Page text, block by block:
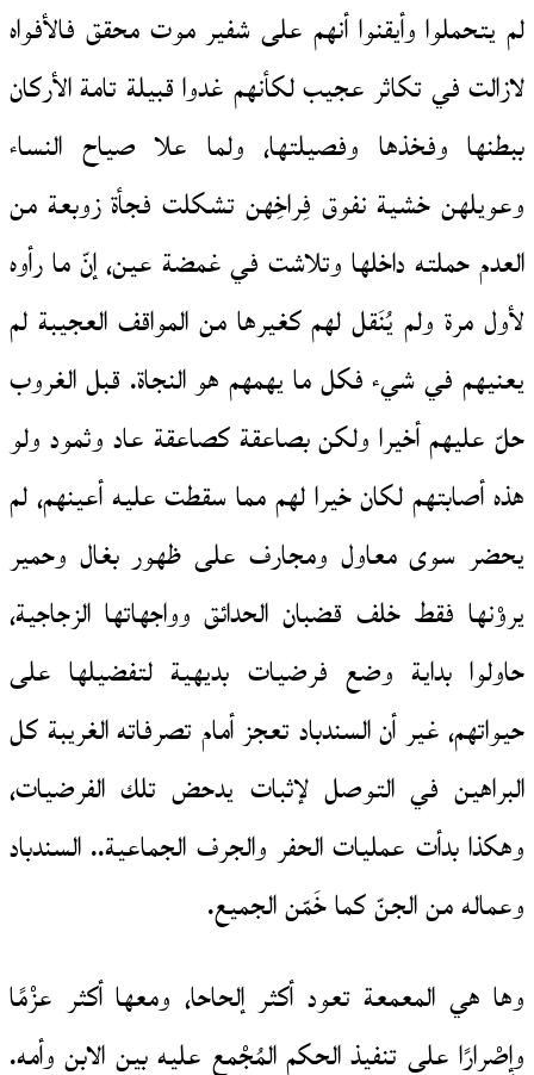
لم يتحملوا وأيقنوا أنهم على شفير موت محقق فالأفواه
لازالت في تكاثر عجيب لكأنهم غدوا قبيلة تامة الأركان
ببطنها وفخذها وفصيلتها، ولما علا صياح النساء
وعويلهن خشية نفوق فِراخِهن تشكلت فجأة زوبعة من
العدم حملته داخلها وتلاشت في غمضة عين، إنّ ما رأوه
لأول مرة ولم يُنَقل لهم كغيرها من المواقف العجيبة لم
يعنيهم في شيء فكل ما يهمهم هو النجاة. قبل الغروب
حلّ عليهم أخيرا ولكن بصاعقة كصاعقة عاد وثمود ولو
هذه أصابتهم لكان خيرا لهم مما سقطت عليه أعينهم، لم
يحضر سوى معاول ومجارف على ظهور بغال وحمير
يروْنها فقط خلف قضبان الحدائق وواجهاتها الزجاجية،
حاولوا بداية وضع فرضيات بديهية لتفضيلها على
حيواتهم، غير أن السندباد تعجز أمام تصرفاته الغريبة كل
البراهين في التوصل لإثبات يدحض تلك الفرضيات،
وهكذا بدأت عمليات الحفر والجرف الجماعية.. السندباد
وعماله من الجنّ كما خَمّن الجميع.
وها هي المعمعة تعود أكثر إلحاحا، ومعها أكثر عزْمًا
وإِصْرارًا على تنفيذ الحكم المُجْمع عليه بين الابن وأمه.